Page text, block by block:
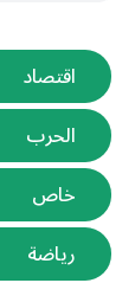
اقتصاد
الحرب
خاص
رياضة